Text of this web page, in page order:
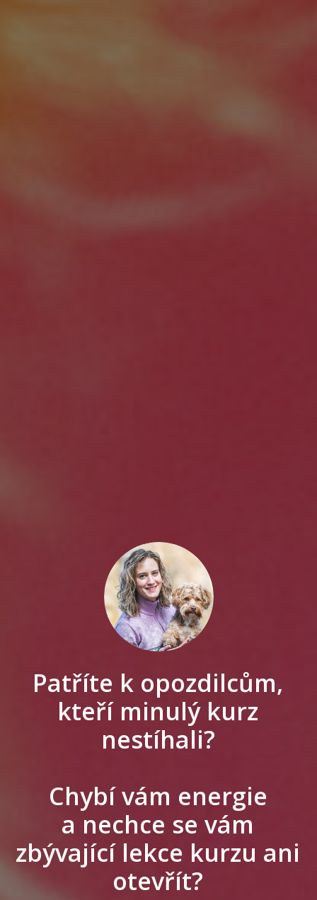
Patříte k opozdilcům,
kteří minulý kurz
nestíhali?
Chybí vám energie
a nechce se vám
zbývající lekce kurzu ani
otevřít?